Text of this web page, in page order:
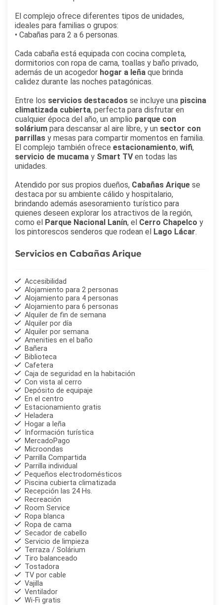
El complejo ofrece diferentes tipos de unidades,
ideales para familias o grupos:
• Cabañas para 2 a 6 personas.
Cada cabaña está equipada con cocina completa,
dormitorios con ropa de cama, toallas y baño privado,
además de un acogedor hogar a leña que brinda
calidez durante las noches patagónicas.
Entre los servicios destacados se incluye una piscina
climatizada cubierta, perfecta para disfrutar en
cualquier época del año, un amplio parque con
solárium para descansar al aire libre, y un sector con
parrillas y mesas para compartir momentos en familia.
El complejo también ofrece estacionamiento, wifi,
servicio de mucama y Smart TVen todas las
unidades.
Atendido por sus propios dueños, Cabañas Arique se
destaca por su ambiente cálido y hospitalario,
brindando además asesoramiento turístico para
quienes deseen explorar los atractivos de la región,
como el Parque Nacional Lanín, el Cerro Chapelco y
los pintorescos senderos que rodean el Lago Lácar.
Servicios en Cabañas Arique
Accesibilidad
Alojamiento para 2 personas
Alojamiento para 4 personas
Alojamiento para 6 personas
Alquiler de fin de semana
Alquiler por día
Alquiler por semana
Amenities en el baño
Bañera
Biblioteca
Cafetera
Caja de seguridad en la habitación
Con vista al cerro
Depósito de equipaje
En el centro
Estacionamiento gratis
Heladera
Hogar a leña
Información turística
MercadoPago
Microondas
Parrilla Compartida
Parrilla individual
Pequeños electrodomésticos
Piscina cubierta climatizada
Recepción las 24 Hs.
Recreación
Room Service
Ropa blanca
Ropa de cama
Secador de cabello
Servicio de limpieza
Terraza / Solárium
Tiro balanceado
Tostadora
TV por cable
Vajilla
Ventilador
Wi-Fi gratis